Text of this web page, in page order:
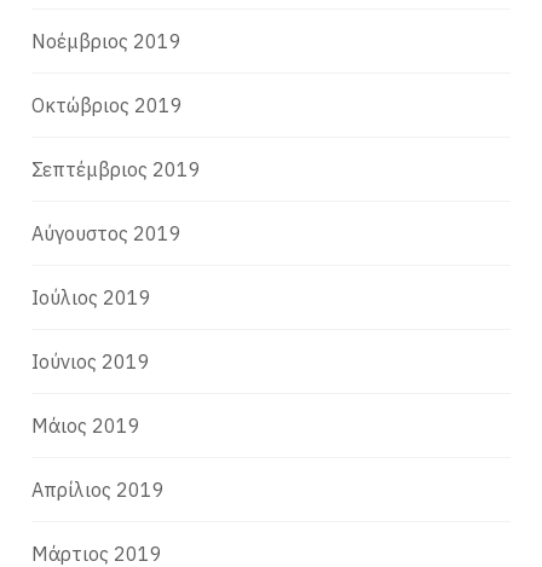
Νοέμβριος 2019
Οκτώβριος 2019
Σεπτέμβριος 2019
Αύγουστος 2019
Ιούλιος 2019
Ιούνιος 2019
Μάιος 2019
Απρίλιος 2019
Μάρτιος 2019